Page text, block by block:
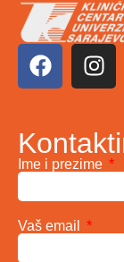
Ime i prezime
Vaš email